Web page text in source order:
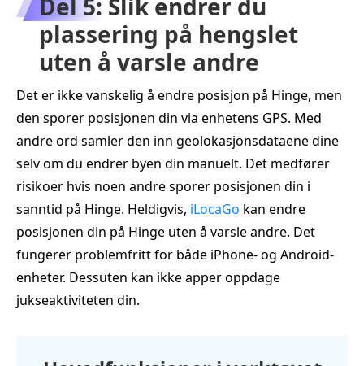
Del 5: Slik endrer du
plassering på hengslet
uten å varsle andre
Det er ikke vanskelig å endre posisjon på Hinge, men
den sporer posisjonen din via enhetens GPS. Med
andre ord samler den inn geolokasjonsdataene dine
selv om du endrer byen din manuelt. Det medfører
risikoer hvis noen andre sporer posisjonen din i
sanntid på Hinge. Heldigvis, iLocaGo kan endre
posisjonen din på Hinge uten å varsle andre. Det
fungerer problemfritt for både iPhone- og Android-
enheter. Dessuten kan ikke apper oppdage
jukseaktiviteten din.